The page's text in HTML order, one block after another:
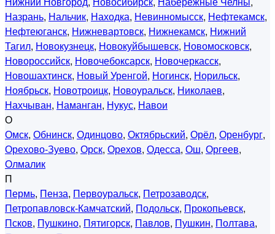
Назрань, Нальчик, Находка, Невинномысск, Нефтекамск,
Нефтеюганск, Нижневартовск, Нижнекамск, Нижний
Тагил, Новокузнецк, Новокуйбышевск, Новомосковск,
Новороссийск, Новочебоксарск, Новочеркасск,
Новошахтинск, Новый Уренгой, Ногинск, Норильск,
Ноябрьск, Новотроицк, Новоуральск, Николаев,
Нахчыван, Наманган, Нукус, Навои
О
Омск, Обнинск, Одинцово, Октябрьский, Орёл, Оренбург,
Орехово-Зуево, Орск, Орехов, Одесса, Ош, Оргеев,
Олмалик
П
Пермь, Пенза, Первоуральск, Петрозаводск,
Петропавловск-Камчатский, Подольск, Прокопьевск,
Псков, Пушкино, Пятигорск, Павлов, Пушкин, Полтава,